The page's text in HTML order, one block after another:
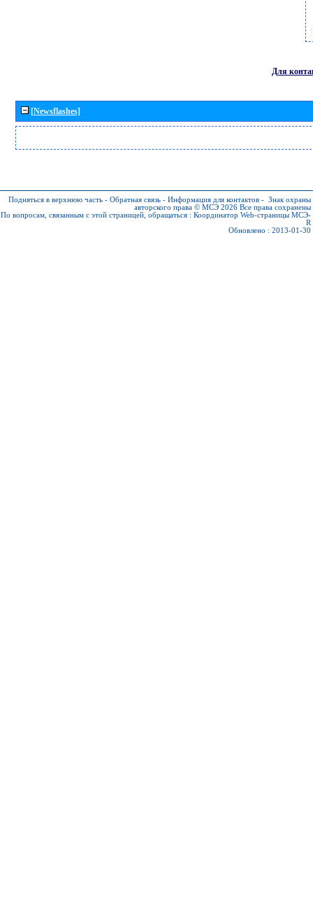
Для
[Newsflashes]
Подняться в верхнюю часть - Обратная связь - Информация для контактов - Знак охраны
авторского права © МСЭ 2026 Все права сохранены
По вопросам, связанным с этой страницей, обращаться : Координатор Web-страницы МСЭ-
R
Обновлено : 2013-01-30